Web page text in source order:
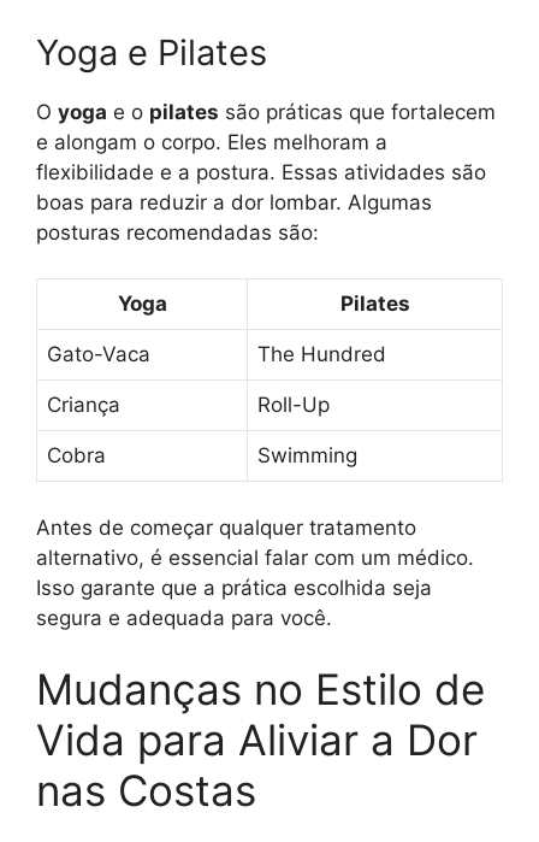
Yoga e Pilates
O yoga e o pilates são práticas que fortalecem
e alongam o corpo. Eles melhoram a
flexibilidade e a postura. Essas atividades são
boas para reduzir a dor lombar. Algumas
posturas recomendadas são:
Yoga Pilates
Gato-Vaca The Hundred
Criança Roll-Up
Cobra Swimming
Antes de começar qualquer tratamento
alternativo, é essencial falar com um médico.
Isso garante que a prática escolhida seja
segura e adequada para você.
Mudanças no Estilo de
Vida para Aliviar a Dor
nas Costas